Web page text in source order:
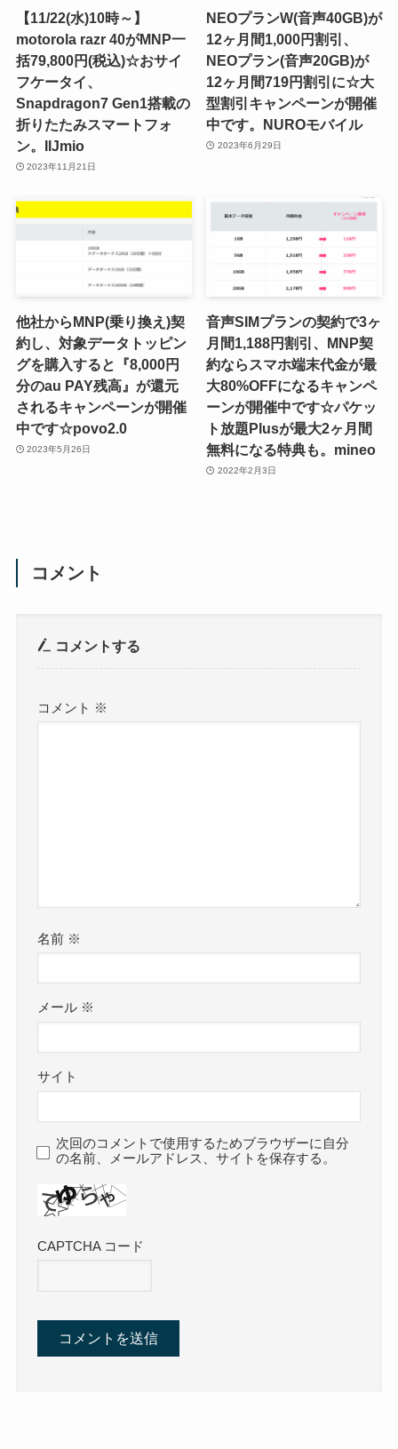
【11/22(水)10時～】
motorola razr 40がMNP一
括79,800円(税込)☆おサイ
フケータイ、
Snapdragon7 Gen1搭載の
折りたたみスマートフォ
ン。IIJmio
2023年11月21日
NEOプランW(音声40GB)が
12ヶ月間1,000円割引、
NEOプラン(音声20GB)が
12ヶ月間719円割引に☆大
型割引キャンペーンが開催
中です。NUROモバイル
2023年6月29日
他社からMNP(乗り換え)契
約し、対象データトッピン
グを購入すると『8,000円
分のau PAY残高』が還元
されるキャンペーンが開催
中です☆povo2.0
2023年5月26日
音声SIMプランの契約で3ヶ
月間1,188円割引、MNP契
約ならスマホ端末代金が最
大80%OFFになるキャンペ
ーンが開催中です☆パケッ
ト放題Plusが最大2ヶ月間
無料になる特典も。mineo
2022年2月3日
コメント
コメントする
コメント ※
名前 ※
メール ※
サイト
次回のコメントで使用するためブラウザーに自分
の名前、メールアドレス、サイトを保存する。
CAPTCHA コード